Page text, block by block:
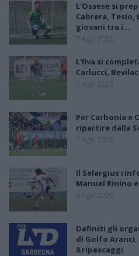
L'Ossese si
Cabrera,
giovani tra i…
7 Ago 2026
L'Ilva si
Carlucci,
7 Ago 2026
Per Carbonia e
ripartire dalla
7 Ago 2026
Il Selargius
Manuel Rinino
6 Ago 2026
Definiti gli
di Golfo Aranci,
8 ripescaggi